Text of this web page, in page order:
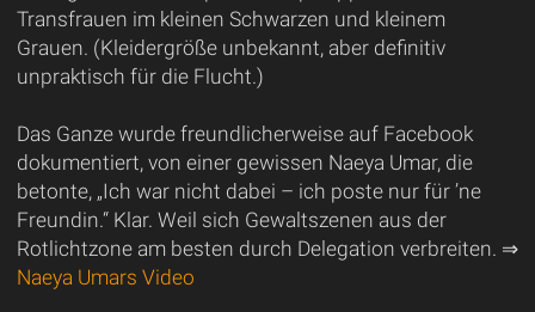
Transfrauen im kleinen Schwarzen und kleinem
Grauen. (Kleidergröße unbekannt, aber definitiv
unpraktisch für die Flucht.)
Das Ganze wurde freundlicherweise auf Facebook
dokumentiert, von einer gewissen Naeya Umar, die
betonte, „Ich war nicht dabei – ich poste nur für ’ne
Freundin.“ Klar. Weil sich Gewaltszenen aus der
Rotlichtzone am besten durch Delegation verbreiten. ⇒
Naeya Umars Video